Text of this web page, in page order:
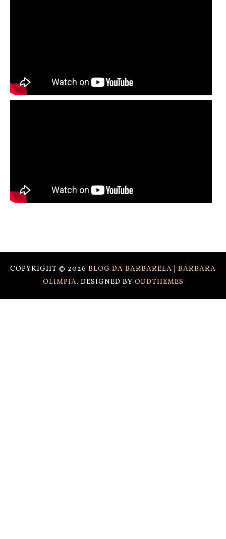
COPYRIGHT © 2026 BLOG DA BARBARELA | BÁRBARA
OLIMPIA. DESIGNED BY ODDTHEMES